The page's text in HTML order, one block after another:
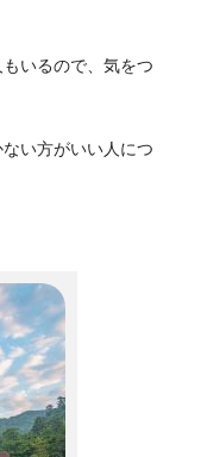
いるので、気をつ
い方がいい人につ